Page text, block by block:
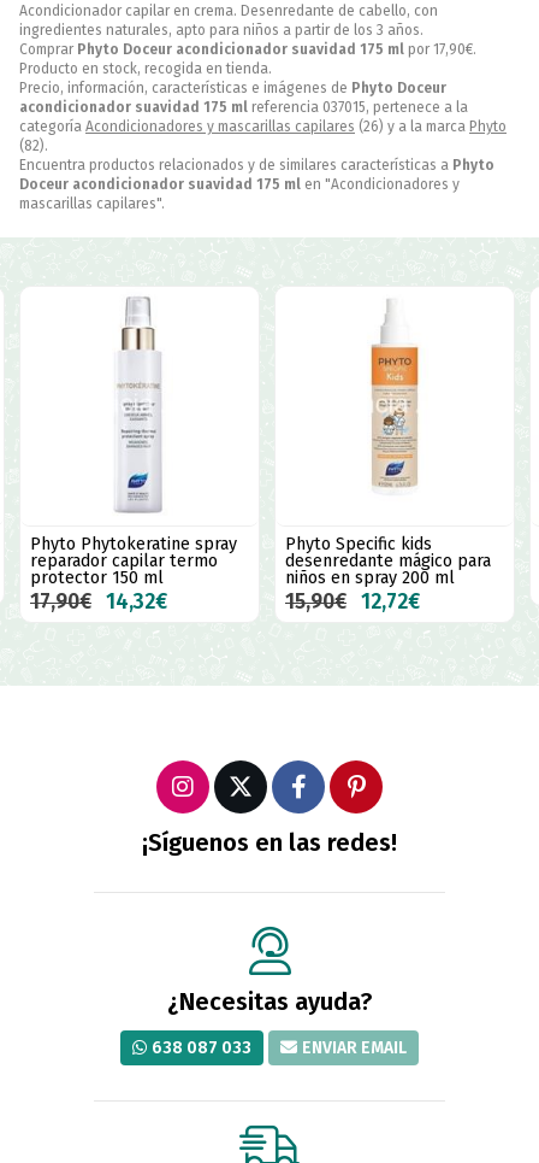
Acondicionador capilar en crema. Desenredante de cabello, con
ingredientes naturales, apto para niños a partir de los 3 años.
Comprar Phyto Doceur acondicionador suavidad 175 ml por 17,90€.
Producto en stock, recogida en tienda.
Precio, información, características e imágenes de Phyto Doceur
acondicionador suavidad 175 ml referencia 037015, pertenece a la
categoría Acondicionadores y mascarillas capilares (26) y a la marca Phyto
(82).
Encuentra productos relacionados y de similares características a Phyto
Doceur acondicionador suavidad 175 ml en "Acondicionadores y
mascarillas capilares".
Phyto Phytokeratine spray
reparador capilar termo
protector 150 ml
17,90€ 14,32€
Phyto Specific kids
desenredante mágico para
niños en spray 200 ml
15,90€ 12,72€
¡Síguenos en las redes!
¿Necesitas ayuda?
638 087 033 ENVIAR EMAIL